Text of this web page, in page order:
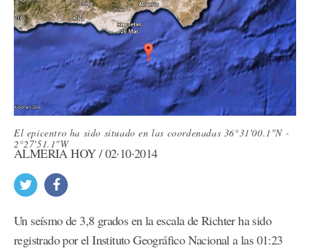
El epicentro ha sido situado en las coordenadas 36°31'00.1"N -
2°27'51.1"W
ALMERÍA HOY / 02·10·2014
Un seísmo de 3,8 grados en la escala de Richter ha sido
registrado por el Instituto Geográfico Nacional a las 01:23